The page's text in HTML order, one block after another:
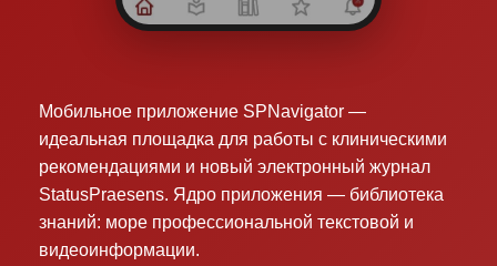
Мобильное приложение SPNavigator —
идеальная площадка для работы с клиническими
рекомендациями и новый электронный журнал
StatusPraesens. Ядро приложения — библиотека
знаний: море профессиональной текстовой и
видеоинформации.